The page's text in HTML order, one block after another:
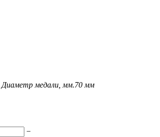
Диаметр медали, мм.70 мм
−